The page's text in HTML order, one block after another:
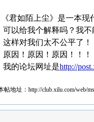
《君如陌上尘》是一本现
可以给我个解释吗？我不
这样对我们太不公平了！
原因！原因！原因！！！
我的论坛网址是http://
帖地址： http://club.xilu.com/web/